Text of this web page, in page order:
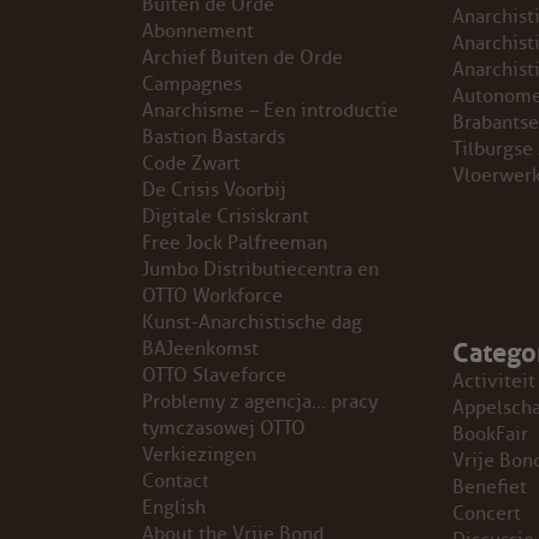
ANARCHISTISCHE GROEP A’DAM
ANARCHISTISCH COLLECTIEF ANTWERPEN
ANARCHISTISCH COLLECTIEF BRUGGE
VB AMSTERDAM
VRIJ COLLECTIEF KORTRIJK
LEUVENSE ANARCHISTISCHE GROEP
VB UTRECHT
Buiten de Orde
Abonnement
Archief Buiten de Orde
Campagnes
Anarchisme – Een introductie
Bastion Bastards
Code Zwart
De Crisis Voorbij
Digitale Crisiskrant
Free Jock Palfreeman
Jumbo Distributiecentra en
OTTO Workforce
Kunst-Anarchistische dag
BAJeenkomst
OTTO Slaveforce
Problemy z agencja… pracy
tymczasowej OTTO
Verkiezingen
Contact
English
Tilburgse
Activiteit
Appelscha
BookFair
Vrije
Benefiet
Concert